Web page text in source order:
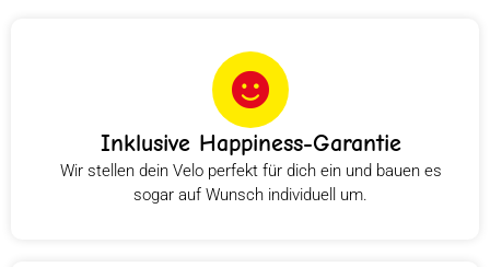
Inklusive Happiness-Garantie
Wir stellen dein Velo perfekt für dich ein und bauen es
sogar auf Wunsch individuell um.